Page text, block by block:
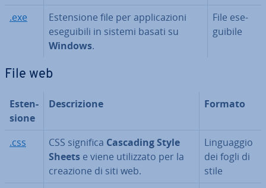
.exe
Esten­sio­ne file per ap­pli­ca­zio­ni
ese­gui­bi­li in sistemi basati su
Windows.
File ese­
gui­bi­le
File web
Esten­
sio­ne
De­scri­zio­ne Formato
.css CSS significa Cascading Style
Sheets e viene uti­liz­za­to per la
creazione di siti web.
Lin­guag­gio
dei fogli di
stile